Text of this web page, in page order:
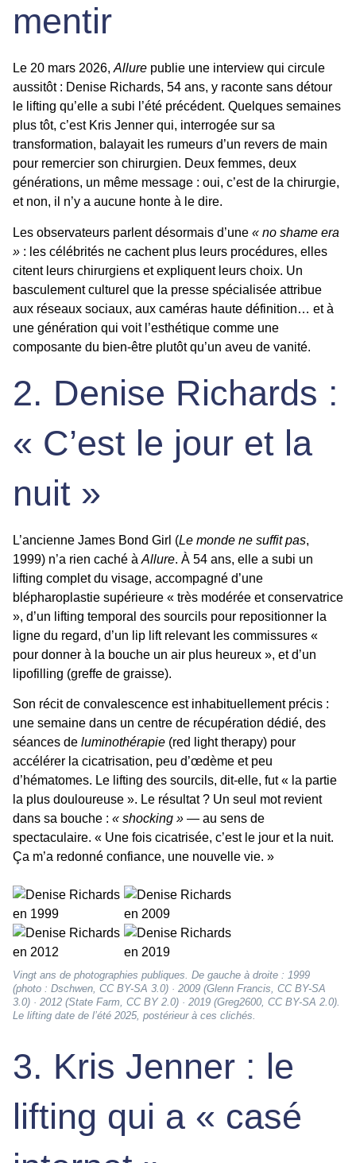
mentir
Le 20 mars 2026, Allure publie une interview qui circule
aussitôt : Denise Richards, 54 ans, y raconte sans détour
le lifting qu’elle a subi l’été précédent. Quelques semaines
plus tôt, c’est Kris Jenner qui, interrogée sur sa
transformation, balayait les rumeurs d’un revers de main
pour remercier son chirurgien. Deux femmes, deux
générations, un même message : oui, c’est de la chirurgie,
et non, il n’y a aucune honte à le dire.
Les observateurs parlent désormais d’une « no shame era
» : les célébrités ne cachent plus leurs procédures, elles
citent leurs chirurgiens et expliquent leurs choix. Un
basculement culturel que la presse spécialisée attribue
aux réseaux sociaux, aux caméras haute définition… et à
une génération qui voit l’esthétique comme une
composante du bien-être plutôt qu’un aveu de vanité.
2. Denise Richards :
« C’est le jour et la
nuit »
L’ancienne James Bond Girl (Le monde ne suffit pas,
1999) n’a rien caché à Allure. À 54 ans, elle a subi un
lifting complet du visage, accompagné d’une
blépharoplastie supérieure « très modérée et conservatrice
», d’un lifting temporal des sourcils pour repositionner la
ligne du regard, d’un lip liftrelevant les commissures «
pour donner à la bouche un air plus heureux », et d’un
lipofilling (greffe de graisse).
Son récit de convalescence est inhabituellement précis :
une semaine dans un centre de récupération dédié, des
séances de luminothérapie (red light therapy) pour
accélérer la cicatrisation, peu d’œdème et peu
d’hématomes. Le lifting des sourcils, dit-elle, fut « la partie
la plus douloureuse ». Le résultat ? Un seul mot revient
dans sa bouche : « shocking » — au sens de
spectaculaire. « Une fois cicatrisée, c’est le jour et la nuit.
Ça m’a redonné confiance, une nouvelle vie. »
Vingt ans de photographies publiques. De gauche à droite : 1999
(photo : Dschwen, CC BY-SA 3.0) · 2009 (Glenn Francis, CC BY-SA
3.0) · 2012 (State Farm, CC BY 2.0) · 2019 (Greg2600, CC BY-SA 2.0).
Le lifting date de l’été 2025, postérieur à ces clichés.
3. Kris Jenner : le
lifting qui a « casé